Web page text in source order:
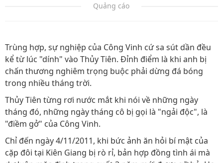
Quảng cáo
Trùng hợp, sự nghiệp của Công Vinh cứ sa sút dần đều
kể từ lúc "dính" vào Thủy Tiên. Đỉnh điểm là khi anh bị
chấn thương nghiêm trọng buộc phải dừng đá bóng
trong nhiều tháng trời.
Thủy Tiên từng rơi nước mắt khi nói về những ngày
tháng đó, những ngày tháng cô bị gọi là "ngải độc", là
"điềm gở" của Công Vinh.
Chỉ đến ngày 4/11/2011, khi bức ảnh ăn hỏi bí mật của
cặp đôi tại Kiên Giang bị rò rỉ, bản hợp đồng tình ái mà